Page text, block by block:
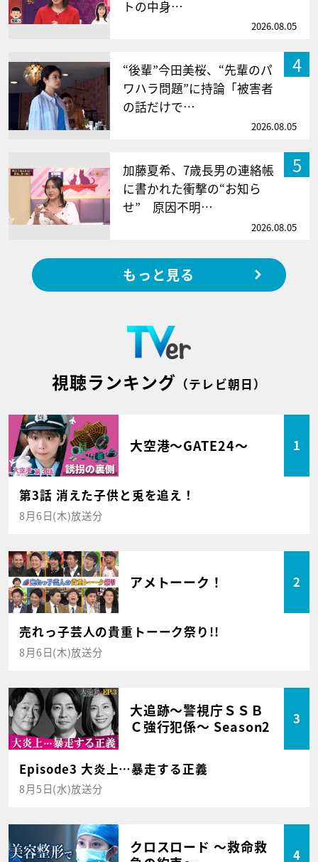
トの中身…
2026.08.05
4
“後輩”今田美桜、“先輩のパ
ワハラ問題”に持論「被害者
の話だけで…
2026.08.05
5
加藤夏希、7歳長男の連絡帳
に書かれた衝撃の“お知ら
せ” 原因不明…
2026.08.05
もっと見る
視聴ランキング （テレビ朝日）
大空港～GATE24～ 1
第3話 消えた子供と兎を追え！
8月6日(木)放送分
アメトーーク！ 2
売れっ子芸人の貴重トーーク祭り!!
8月6日(木)放送分
大追跡～警視庁ＳＳＢ
Ｃ強行犯係～ Season2
3
Episode3 大炎上…暴走する正義
8月5日(水)放送分
クロスロード ～救命救
4